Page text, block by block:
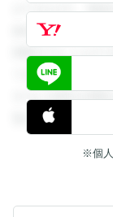
ができます。登
録すると回答を
閲覧することが
できます。登録
すると回答を閲
覧することができ
※個